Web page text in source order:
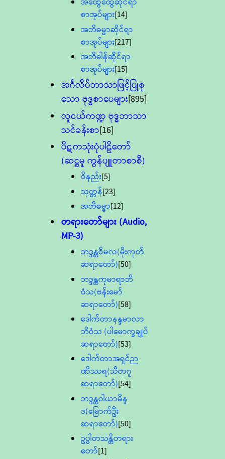
စာအုပ်များ[14]
အဘိဓမ္မာဆိုင်ရာ
စာအုပ်များ[217]
အဘိဓါန်ဆိုင်ရာ
စာအုပ်များ[15]
အင်္ဂလိပ်ဘာသာဖြင့်ပြုစု
သော ဗုဒ္ဓစာပေများ[895]
လူငယ်ကဏ္ဍ ဗုဒ္ဓဘာသာ
သင်ခန်းစာ[16]
ပိဋကသုံးပုံပါဠိတော်
(ဆဋ္ဌမူ ကွန်ပျူတာစာစီ)
ဝိနည်း[5]
သုတ္တန်[23]
အဘိဓမ္မာ[12]
တရားတော်များ (Audio,
MP-3)
ဘဒ္ဒန္တဝိမလ(မိုးကုတ်
ဆရာတော်)[50]
ဘဒ္ဒန္တကုမာရာဘိ
ဝံသ(ဗန်းမော်
ဆရာတော်)[58]
ဒေါက်တာနန္ဒမာလာ
ဘိဝံသ (ပါမောက္ခချုပ်
ဆရာတော်)[53]
ဒေါက်တာအရှင်ဉာ
ဏိဿရ(သီတဂူ
ဆရာတော်)[54]
ဘဒ္ဒန္တဝါယာမိန္
ဒ(မြောက်ဦး
ဆရာတော်)[50]
ဥပ္ပါတသန္တိတရား
တော်[1]